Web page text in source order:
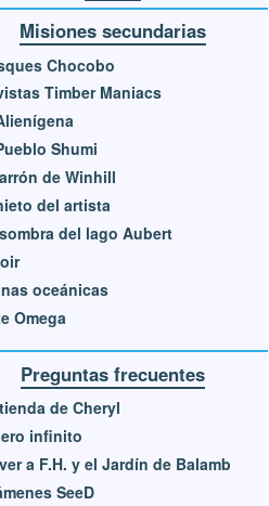
Misiones secundarias
Chocobo
Timber Maniacs
Shumi
de Winhill
del artista
del lago Aubert
oceánicas
Omega
Preguntas frecuentes
de Cheryl
infinito
a F.H. y el Jardín de Balamb
SeeD